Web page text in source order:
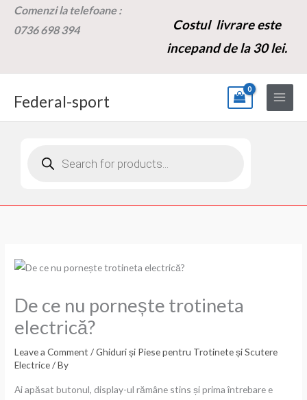
SkipComenzi la telefoane :
0736 698 394
Costul livrare este
incepand de la 30 lei.
Federal-sport
De ce nu pornește trotineta
electrică?
Leave a Comment /Ghiduri și Piese pentru Trotinete și Scutere
Electrice/ By
Ai apăsat butonul, display-ul rămâne stins și prima întrebare e